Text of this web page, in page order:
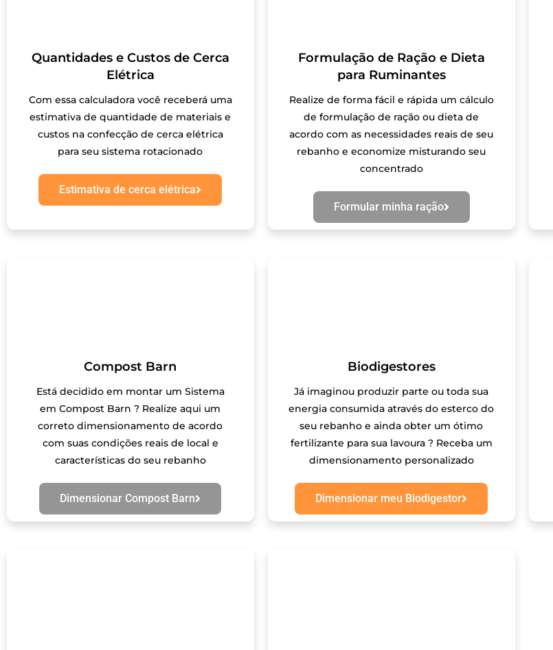
Quantidades e Custos de Cerca
Elétrica
Com essa calculadora você receberá uma
estimativa de quantidade de materiais e
custos na confecção de cerca elétrica
para seu sistema rotacionado
Estimativa de cerca elétrica
Formulação de Ração e Dieta
para Ruminantes
Realize de forma fácil e rápida um cálculo
de formulação de ração ou dieta de
acordo com as necessidades reais de seu
rebanho e economize misturando seu
concentrado
Formular minha ração
Compost Barn
Está decidido em montar um Sistema
em Compost Barn ? Realize aqui um
correto dimensionamento de acordo
com suas condições reais de local e
características do seu rebanho
Dimensionar Compost Barn
Biodigestores
Já imaginou produzir parte ou toda sua
energia consumida através do esterco do
seu rebanho e ainda obter um ótimo
fertilizante para sua lavoura ? Receba um
dimensionamento personalizado
Dimensionar meu Biodigestor